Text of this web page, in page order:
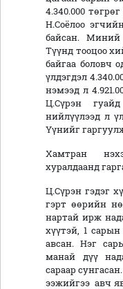
4.340.000
Н.Соёлоо
байсан. Миний
Түүнд тооцоо
байгаа боловч
үлдэгдэл
нэмээд л
Ц.Сүрэн
нийлүүлээд л
Үүнийг
Хамтран
хуралдаанд
Ц.Сүрэн гэдэг
гэрт өөрийн
нартай ирж
хүүтэй, 1
авсан. Нэг
манай дүү
сараар
ээжийгээ авч